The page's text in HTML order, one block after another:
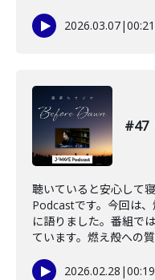
2026.03.07|
#47
聴いていると安心して
Podcastです。今回は
に語りました。番組で
ています。燃え殻への
2026.02.28 |